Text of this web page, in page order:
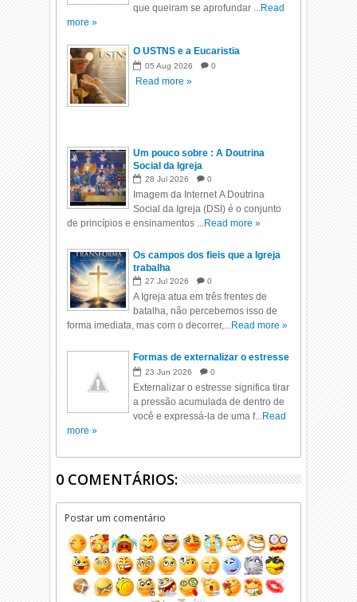
que queiram se aprofundar ...Read
more »
O USTNS e a Eucaristia
05 Aug 2026 0
Read more »
Um pouco sobre : A Doutrina
Social da Igreja
28 Jul 2026 0
Imagem da Internet A Doutrina
Social da Igreja (DSI) é o conjunto
de princípios e ensinamentos ...Read more »
Os campos dos fieis que a Igreja
trabalha
27 Jul 2026 0
A Igreja atua em três frentes de
batalha, não percebemos isso de
forma imediata, mas com o decorrer,...Read more »
Formas de externalizar o estresse
23 Jun 2026 0
Externalizar o estresse significa tirar
a pressão acumulada de dentro de
você e expressá-la de uma f...Read
more »
0 COMENTÁRIOS:
Postar um comentário